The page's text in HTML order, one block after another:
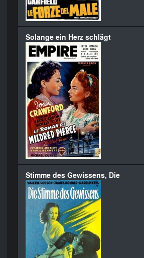
Solange ein Herz schlägt
Stimme des Gewissens, Die